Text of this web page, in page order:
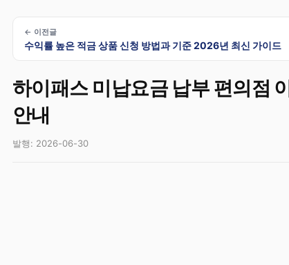
← 이전글
수익률 높은 적금 상품 신청 방법과 기준 2026년 최신 가이드
하이패스 미납요금 납부 편의점
안내
발행: 2026-06-30